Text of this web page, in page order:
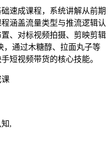
速成课程，系统讲解从前期
涵盖流量类型与推流逻辑认
、对标视频拍摄、剪映剪辑
，通过木糖醇、拉面丸子等
短视频带货的核心技能。
课
,